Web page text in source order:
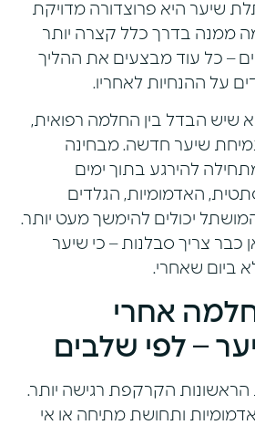
שיער היא פרוצדורה מדויקת
ממנה בדרך כלל קצרה יותר
– כל עוד מבצעים את ההליך
על ההנחיות לאחריו.
שיש הבדל בין החלמה רפואית,
שיער חדשה. מבחינה
להירגע בתוך ימים
האדמומיות, הגלדים
יכולים להימשך מעט יותר.
כבר צריך סבלנות – כי שיער
ביום שאחרי.
אחרי
– לפי שלבים
השעות הראשונות הקרקפת רגישה יותר.
אדמומיות ותחושת מתיחה או אי